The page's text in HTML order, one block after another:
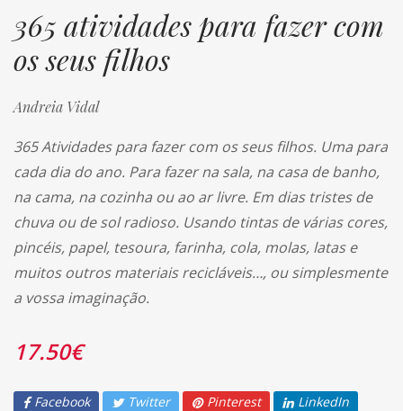
365 atividades para fazer com
os seus filhos
Andreia Vidal
365 Atividades para fazer com os seus filhos. Uma para
cada dia do ano. Para fazer na sala, na casa de banho,
na cama, na cozinha ou ao ar livre. Em dias tristes de
chuva ou de sol radioso. Usando tintas de várias cores,
pincéis, papel, tesoura, farinha, cola, molas, latas e
muitos outros materiais recicláveis…, ou simplesmente
a vossa imaginação.
17.50€
Facebook Twitter Pinterest LinkedIn